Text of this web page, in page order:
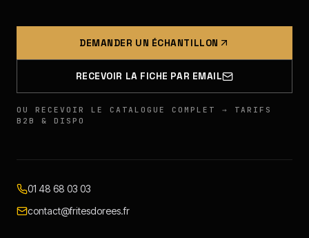
DEMANDER UN ÉCHANTILLON
RECEVOIR LA FICHE PAR EMAIL
OU RECEVOIR LE CATALOGUE COMPLET → TARIFS
B2B & DISPO
01 48 68 03 03
contact@fritesdorees.fr